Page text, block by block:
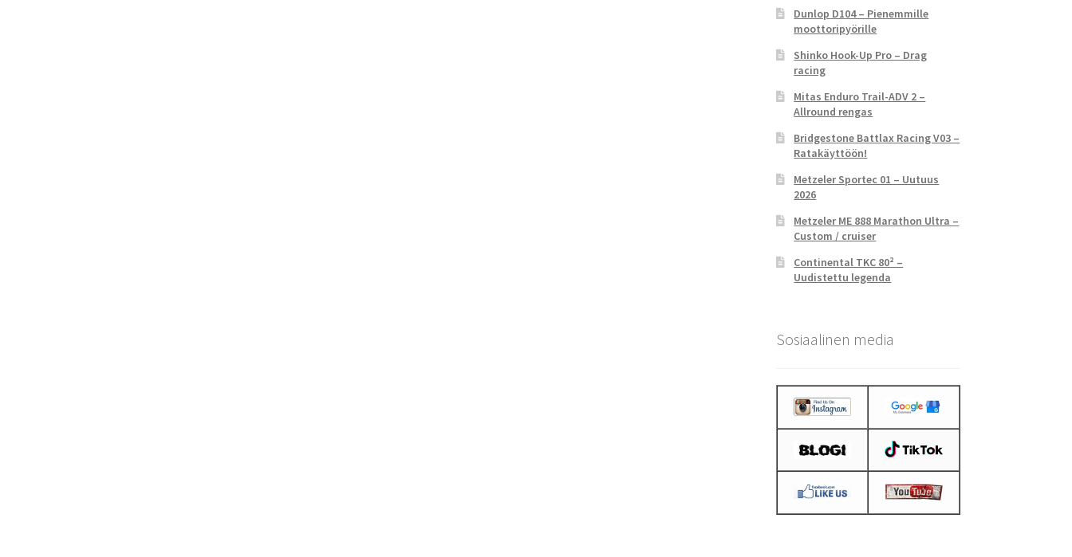
Dunlop D104 – Pienemmille
moottoripyörille
Shinko Hook-Up Pro – Drag
racing
Mitas Enduro Trail-ADV 2 –
Allround rengas
Bridgestone Battlax Racing V03 –
Ratakäyttöön!
Metzeler Sportec 01 – Uutuus
2026
Metzeler ME 888 Marathon Ultra –
Custom / cruiser
Continental TKC 80² –
Uudistettu legenda
Sosiaalinen media